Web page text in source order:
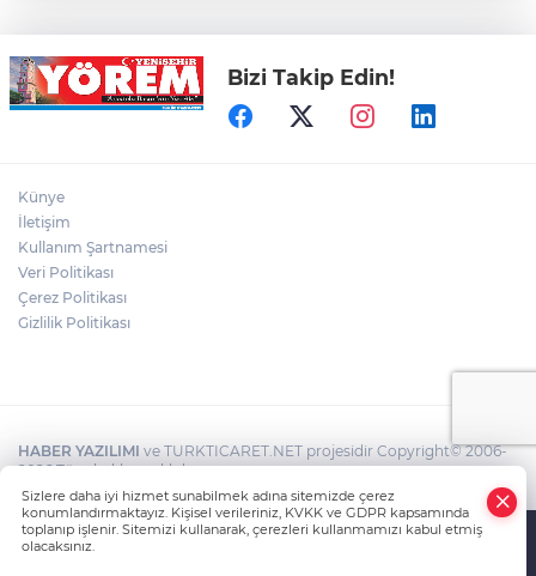
Bursa'nın Temmuz ayı ihracatı 3 milyar
914 milyon dolara ulaştı
Bizi Takip Edin!
Künye
İletişim
Kullanım Şartnamesi
Veri Politikası
Çerez Politikası
Gizlilik Politikası
HABER YAZILIMI ve TURKTICARET.NET projesidir Copyright© 2006-
2026 Tüm hakları saklıdır.
Sizlere daha iyi hizmet sunabilmek adına sitemizde çerez
konumlandırmaktayız. Kişisel verileriniz, KVKK ve GDPR kapsamında
toplanıp işlenir. Sitemizi kullanarak, çerezleri kullanmamızı kabul etmiş
olacaksınız.